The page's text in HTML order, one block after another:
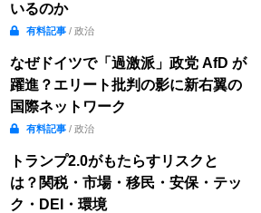
いるのか
有料記事 / 政治
なぜドイツで「過激派」政党 AfD が
躍進？エリート批判の影に新右翼の
国際ネットワーク
有料記事 / 政治
トランプ2.0がもたらすリスクと
は？関税・市場・移民・安保・テッ
ク・DEI・環境